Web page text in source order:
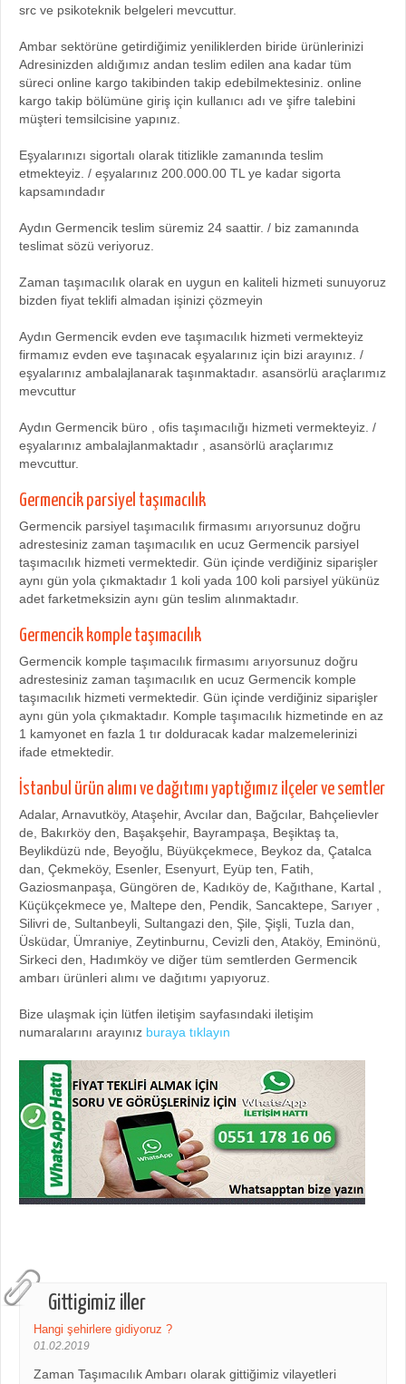
Gittigimiz iller
Hangi şehirlere gidiyoruz ?
01.02.2019
Zaman Taşımacılık Ambarı olarak gittiğimiz vilayetleri
src ve psikoteknik belgeleri mevcuttur.
Ambar sektörüne getirdiğimiz yeniliklerden biride ürünlerinizi
Adresinizden aldığımız andan teslim edilen ana kadar tüm
süreci online kargo takibinden takip edebilmektesiniz. online
kargo takip bölümüne giriş için kullanıcı adı ve şifre talebini
müşteri temsilcisine yapınız.
Eşyalarınızı sigortalı olarak titizlikle zamanında teslim
etmekteyiz. / eşyalarınız 200.000.00 TL ye kadar sigorta
kapsamındadır
Aydın Germencik teslim süremiz 24 saattir. / biz zamanında
teslimat sözü veriyoruz.
Zaman taşımacılık olarak en uygun en kaliteli hizmeti sunuyoruz
bizden fiyat teklifi almadan işinizi çözmeyin
Aydın Germencik evden eve taşımacılık hizmeti vermekteyiz
firmamız evden eve taşınacak eşyalarınız için bizi arayınız. /
eşyalarınız ambalajlanarak taşınmaktadır. asansörlü araçlarımız
mevcuttur
Aydın Germencik büro , ofis taşımacılığı hizmeti vermekteyiz. /
eşyalarınız ambalajlanmaktadır , asansörlü araçlarımız
mevcuttur.
Germencik parsiyel taşımacılık
Germencik parsiyel taşımacılık firmasımı arıyorsunuz doğru
adrestesiniz zaman taşımacılık en ucuz Germencik parsiyel
taşımacılık hizmeti vermektedir. Gün içinde verdiğiniz siparişler
aynı gün yola çıkmaktadır 1 koli yada 100 koli parsiyel yükünüz
adet farketmeksizin aynı gün teslim alınmaktadır.
Germencik komple taşımacılık
Germencik komple taşımacılık firmasımı arıyorsunuz doğru
adrestesiniz zaman taşımacılık en ucuz Germencik komple
taşımacılık hizmeti vermektedir. Gün içinde verdiğiniz siparişler
aynı gün yola çıkmaktadır. Komple taşımacılık hizmetinde en az
1 kamyonet en fazla 1 tır dolduracak kadar malzemelerinizi
ifade etmektedir.
İstanbul ürün alımı ve dağıtımı yaptığımız ilçeler ve semtler
Adalar, Arnavutköy, Ataşehir, Avcılar dan, Bağcılar, Bahçelievler
de, Bakırköy den, Başakşehir, Bayrampaşa, Beşiktaş ta,
Beylikdüzü nde, Beyoğlu, Büyükçekmece, Beykoz da, Çatalca
dan, Çekmeköy, Esenler, Esenyurt, Eyüp ten, Fatih,
Gaziosmanpaşa, Güngören de, Kadıköy de, Kağıthane, Kartal ,
Küçükçekmece ye, Maltepe den, Pendik, Sancaktepe, Sarıyer ,
Silivri de, Sultanbeyli, Sultangazi den, Şile, Şişli, Tuzla dan,
Üsküdar, Ümraniye, Zeytinburnu, Cevizli den, Ataköy, Eminönü,
Sirkeci den, Hadımköy ve diğer tüm semtlerden Germencik
ambarı ürünleri alımı ve dağıtımı yapıyoruz.
Bize ulaşmak için lütfen iletişim sayfasındaki iletişim
numaralarını arayınız buraya tıklayın